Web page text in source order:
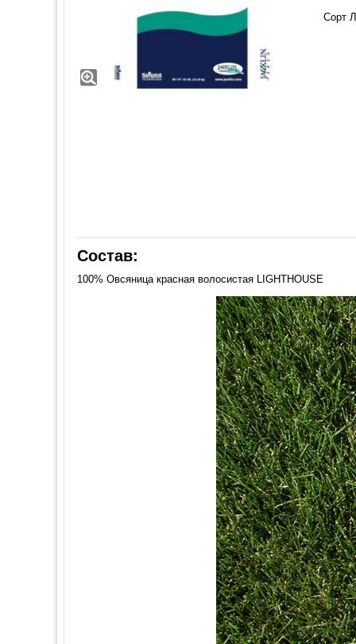
Сорт
Состав:
100% Овсяница красная волосистая LIGHTHOUSE